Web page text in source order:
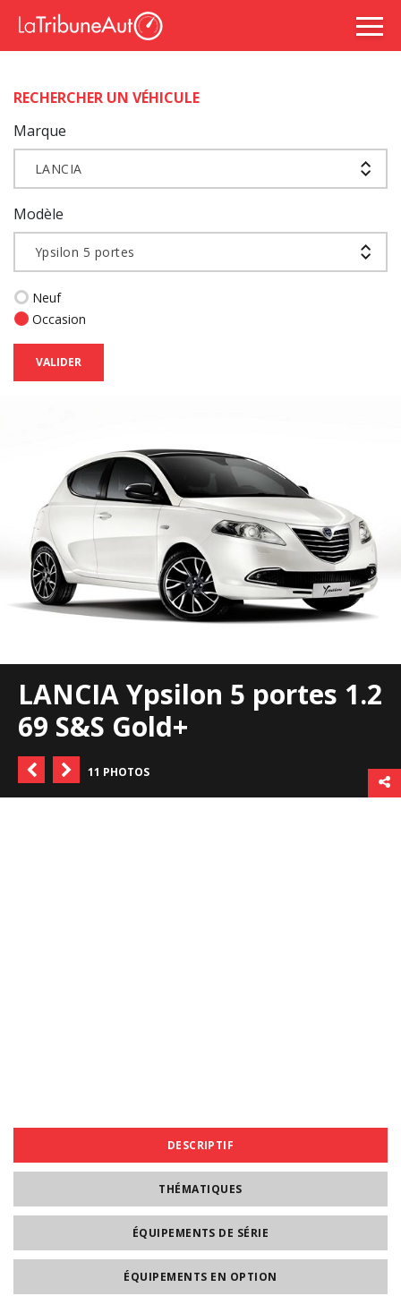
RECHERCHER UN VÉHICULE
Marque
LANCIA
Modèle
Ypsilon 5 portes
Neuf
Occasion
VALIDER
LANCIA Ypsilon 5 portes 1.2
69 S&S Gold+
11 PHOTOS
DESCRIPTIF
THÉMATIQUES
ÉQUIPEMENTS DE SÉRIE
ÉQUIPEMENTS EN OPTION